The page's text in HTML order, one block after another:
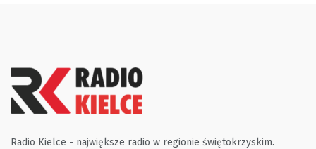
Radio Kielce - największe radio w regionie świętokrzyskim.